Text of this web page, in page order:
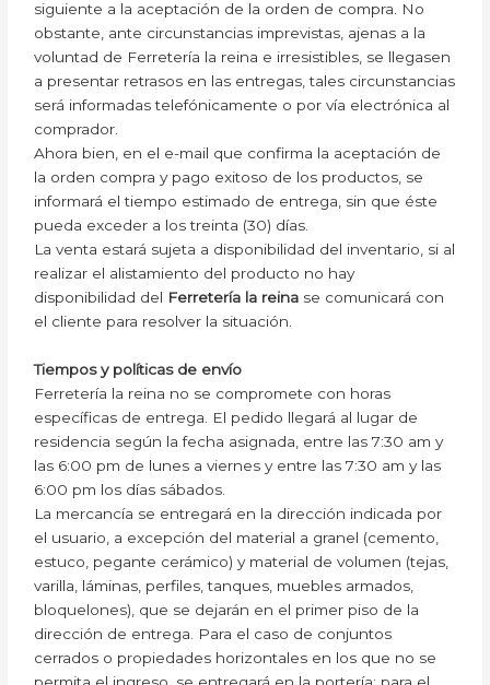
siguiente a la aceptación de la orden de compra. No
obstante, ante circunstancias imprevistas, ajenas a la
voluntad de Ferretería la reina e irresistibles, se llegasen
a presentar retrasos en las entregas, tales circunstancias
será informadas telefónicamente o por vía electrónica al
comprador.
Ahora bien, en el e-mail que confirma la aceptación de
la orden compra y pago exitoso de los productos, se
informará el tiempo estimado de entrega, sin que éste
pueda exceder a los treinta (30) días.
La venta estará sujeta a disponibilidad del inventario, si al
realizar el alistamiento del producto no hay
disponibilidad del Ferretería la reina se comunicará con
el cliente para resolver la situación.
Tiempos y políticas de envío
Ferretería la reina no se compromete con horas
específicas de entrega. El pedido llegará al lugar de
residencia según la fecha asignada, entre las 7:30 am y
las 6:00 pm de lunes a viernes y entre las 7:30 am y las
6:00 pm los días sábados.
La mercancía se entregará en la dirección indicada por
el usuario, a excepción del material a granel (cemento,
estuco, pegante cerámico) y material de volumen (tejas,
varilla, láminas, perfiles, tanques, muebles armados,
bloquelones), que se dejarán en el primer piso de la
dirección de entrega. Para el caso de conjuntos
cerrados o propiedades horizontales en los que no se